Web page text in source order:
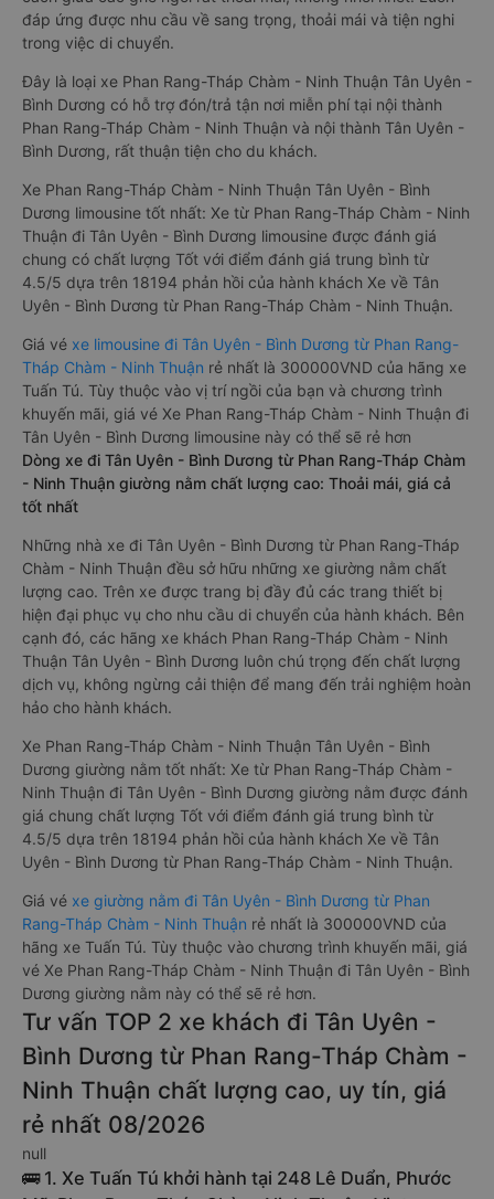
đáp ứng được nhu cầu về sang trọng, thoải mái và tiện nghi
trong việc di chuyển.
Đây là loại xe Phan Rang-Tháp Chàm - Ninh Thuận Tân Uyên -
Bình Dương có hỗ trợ đón/trả tận nơi miễn phí tại nội thành
Phan Rang-Tháp Chàm - Ninh Thuận và nội thành Tân Uyên -
Bình Dương, rất thuận tiện cho du khách.
Xe Phan Rang-Tháp Chàm - Ninh Thuận Tân Uyên - Bình
Dương limousine tốt nhất: Xe từ Phan Rang-Tháp Chàm - Ninh
Thuận đi Tân Uyên - Bình Dương limousine được đánh giá
chung có chất lượng Tốt với điểm đánh giá trung bình từ
4.5/5 dựa trên 18194 phản hồi của hành khách Xe về Tân
Uyên - Bình Dương từ Phan Rang-Tháp Chàm - Ninh Thuận.
Giá vé xe limousine đi Tân Uyên - Bình Dương từ Phan Rang-
Tháp Chàm - Ninh Thuận rẻ nhất là 300000VND của hãng xe
Tuấn Tú. Tùy thuộc vào vị trí ngồi của bạn và chương trình
khuyến mãi, giá vé Xe Phan Rang-Tháp Chàm - Ninh Thuận đi
Tân Uyên - Bình Dương limousine này có thể sẽ rẻ hơn
Dòng xe đi Tân Uyên - Bình Dương từ Phan Rang-Tháp Chàm
- Ninh Thuận giường nằm chất lượng cao: Thoải mái, giá cả
tốt nhất
Những nhà xe đi Tân Uyên - Bình Dương từ Phan Rang-Tháp
Chàm - Ninh Thuận đều sở hữu những xe giường nằm chất
lượng cao. Trên xe được trang bị đầy đủ các trang thiết bị
hiện đại phục vụ cho nhu cầu di chuyển của hành khách. Bên
cạnh đó, các hãng xe khách Phan Rang-Tháp Chàm - Ninh
Thuận Tân Uyên - Bình Dương luôn chú trọng đến chất lượng
dịch vụ, không ngừng cải thiện để mang đến trải nghiệm hoàn
hảo cho hành khách.
Xe Phan Rang-Tháp Chàm - Ninh Thuận Tân Uyên - Bình
Dương giường nằm tốt nhất: Xe từ Phan Rang-Tháp Chàm -
Ninh Thuận đi Tân Uyên - Bình Dương giường nằm được đánh
giá chung chất lượng Tốt với điểm đánh giá trung bình từ
4.5/5 dựa trên 18194 phản hồi của hành khách Xe về Tân
Uyên - Bình Dương từ Phan Rang-Tháp Chàm - Ninh Thuận.
Giá vé xe giường nằm đi Tân Uyên - Bình Dương từ Phan
Rang-Tháp Chàm - Ninh Thuận rẻ nhất là 300000VND của
hãng xe Tuấn Tú. Tùy thuộc vào chương trình khuyến mãi, giá
vé Xe Phan Rang-Tháp Chàm - Ninh Thuận đi Tân Uyên - Bình
Dương giường nằm này có thể sẽ rẻ hơn.
Tư vấn TOP 2 xe khách đi Tân Uyên -
Bình Dương từ Phan Rang-Tháp Chàm -
Ninh Thuận chất lượng cao, uy tín, giá
rẻ nhất 08/2026
null
🚌 1. Xe Tuấn Tú khởi hành tại 248 Lê Duẩn, Phước